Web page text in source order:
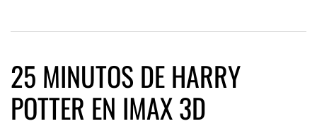
25 MINUTOS DE HARRY
POTTER EN IMAX 3D